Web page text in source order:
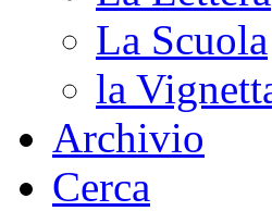
La Scuola
la
Archivio
Cerca